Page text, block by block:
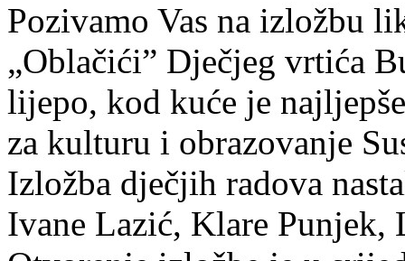
Pozivamo Vas na izložbu
„Oblačići” Dječjeg vrtića
lijepo, kod kuće je
za kulturu i obrazovanje
Izložba dječjih radova
Ivane Lazić, Klare Punjek,